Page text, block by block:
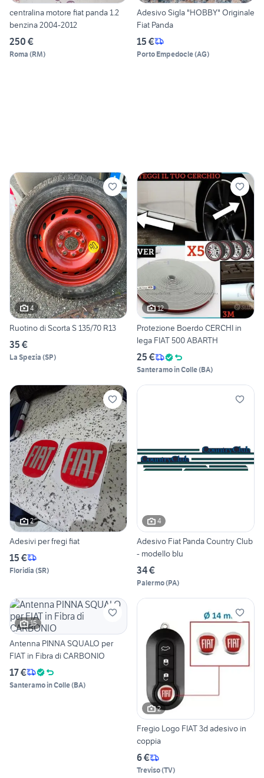
centralina motore fiat panda 1.2
benzina 2004-2012
250 €
Roma (RM)
Adesivo Sigla "HOBBY" Originale
Fiat Panda
15 €
Porto Empedocle(AG)
4
Ruotino di Scorta S 135/70 R13
35 €
La Spezia (SP)
12
Protezione Boerdo CERCHI in
lega FIAT 500 ABARTH
25 €
Santeramo in Colle(BA)
2
Adesivi per fregi fiat
15 €
Floridia (SR)
4
Adesivo Fiat Panda Country Club
- modello blu
34 €
Palermo(PA)
15
Antenna PINNA SQUALO per
FIAT in Fibra di CARBONIO
17 €
Santeramo in Colle(BA)
2
Fregio Logo FIAT 3d adesivo in
coppia
6 €
Treviso(TV)